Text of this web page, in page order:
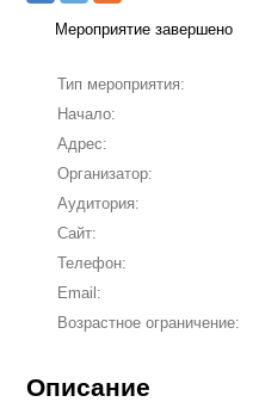
Мероприятие завершено
Тип мероприятия:
Начало:
Адрес:
Организатор:
Аудитория:
Сайт:
Телефон:
Email:
Возрастное ограничение:
Описание